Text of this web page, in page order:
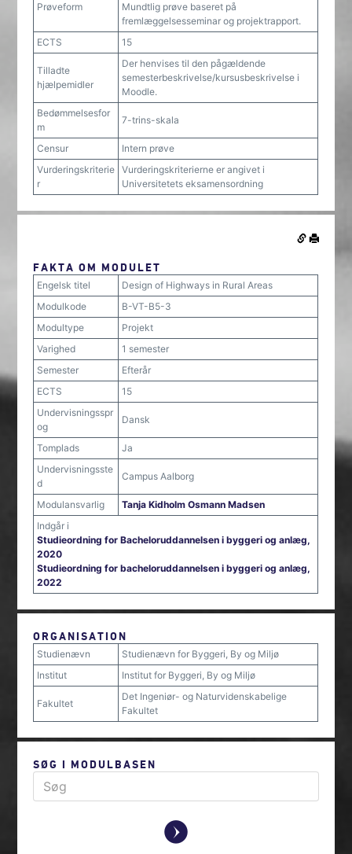
Prøveform
Mundtlig prøve baseret på
fremlæggelsesseminar og projektrapport.
ECTS
15
Tilladte
hjælpemidler
Der henvises til den pågældende
semesterbeskrivelse/kursusbeskrivelse i
Moodle.
Bedømmelsesfor
m
7-trins-skala
Censur
Intern prøve
Vurderingskriterie
r
Vurderingskriterierne er angivet i
Universitetets eksamensordning
FAKTA OM MODULET
Engelsk titel
Design of Highways in Rural Areas
Modulkode
B-VT-B5-3
Modultype
Projekt
Varighed
1 semester
Semester
Efterår
ECTS
15
Undervisningsspr
og
Dansk
Tomplads
Ja
Undervisningsste
d
Campus Aalborg
Modulansvarlig
Tanja Kidholm Osmann Madsen
Indgår i
Studieordning for Bacheloruddannelsen i byggeri og anlæg,
2020
Studieordning for bacheloruddannelsen i byggeri og anlæg,
2022
ORGANISATION
Studienævn
Studienævn for Byggeri, By og Miljø
Institut
Institut for Byggeri, By og Miljø
Fakultet
Det Ingeniør- og Naturvidenskabelige
Fakultet
SØG I MODULBASEN
y